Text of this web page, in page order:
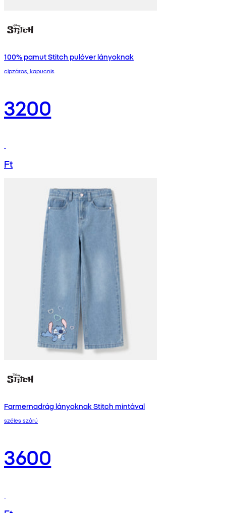
100% pamut Stitch pulóver lányoknak
cipzáros, kapucnis
3200
Ft
Farmernadrág lányoknak Stitch mintával
széles szárú
3600